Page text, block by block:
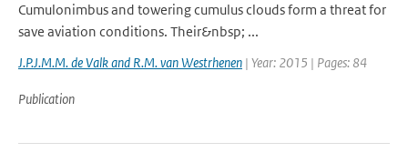
Cumulonimbus and towering cumulus clouds form a threat for
save aviation conditions. Their&nbsp; ...
J.P.J.M.M. de Valk and R.M. van Westrhenen | Year: 2015 | Pages: 84
Publication